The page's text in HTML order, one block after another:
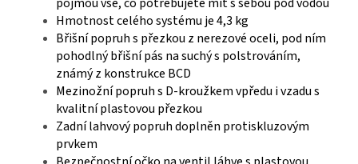
Hmotnost celého systému je 4,3 kg
Břišní popruh s přezkou z nerezové oceli, pod ním
pohodlný břišní pás na suchý s polstrováním,
známý z konstrukce BCD
Mezinožní popruh s D-kroužkem vpředu i vzadu s
kvalitní plastovou přezkou
Zadní lahvový popruh doplněn protiskluzovým
prvkem